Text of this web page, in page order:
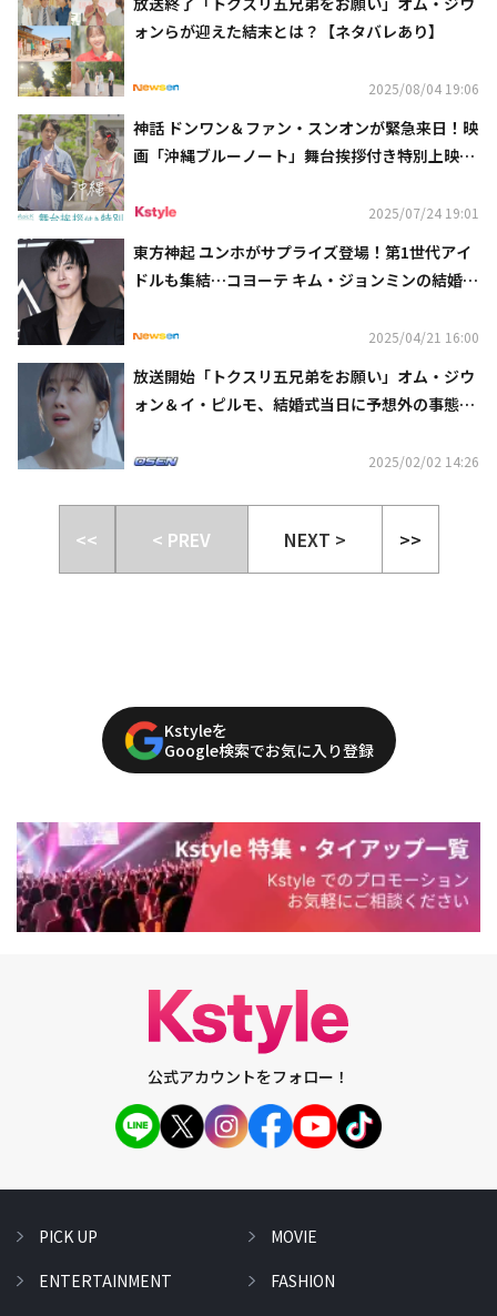
ォンらが迎えた結末とは？【ネタバレあり】
2025/08/04 19:06
神話 ドンワン＆ファン・スンオンが緊急来日！映
画「沖縄ブルーノート」舞台挨拶付き特別上映会
2025/07/24 19:01
東方神起 ユンホがサプライズ登場！第1世代アイ
ドルも集結…コヨーテ キム・ジョンミンの結婚を
2025/04/21 16:00
放送開始「トクスリ五兄弟をお願い」オム・ジウ
ォン＆イ・ピルモ、結婚式当日に予想外の事態
2025/02/02 14:26
<< < PREV NEXT > >>
Kstyleを
Google検索でお気に入り登録
公式アカウントをフォロー！
PICK UP
ENTERTAINMENT
MOVIE
FASHION